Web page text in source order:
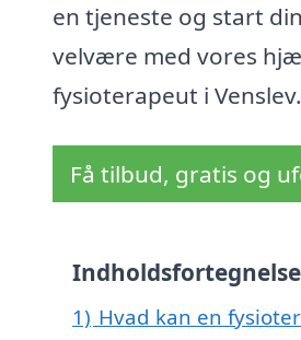
en tjeneste og start
velvære med vores
fysioterapeut i Venslev.
Få tilbud, gratis og
Indholdsfortegnelse
1) Hvad kan en